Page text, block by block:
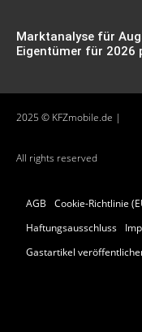
Marktanalyse für
Eigentümer für 2026
2025 © KFZmobile.de |
All rights reserved
AGB Cookie-Richtlinie
Haftungsausschluss
Gastartikel